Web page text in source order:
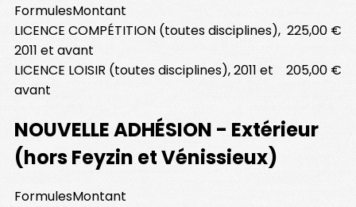
FormulesMontant
LICENCE COMPÉTITION (toutes disciplines),
2011 et avant
225,00 €
LICENCE LOISIR (toutes disciplines), 2011 et
avant
205,00 €
NOUVELLE ADHÉSION - Extérieur
(hors Feyzin et Vénissieux)
FormulesMontant